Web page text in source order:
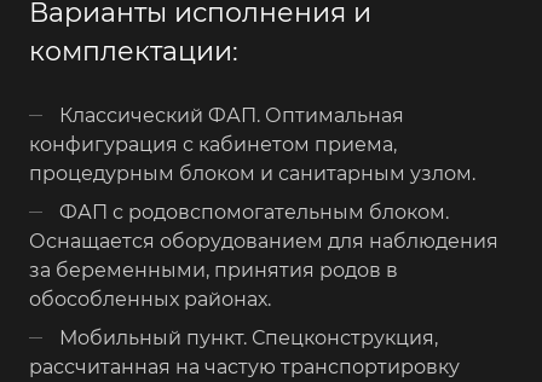
Варианты исполнения и
комплектации:
Классический ФАП. Оптимальная
конфигурация с кабинетом приема,
процедурным блоком и санитарным узлом.
ФАП с родовспомогательным блоком.
Оснащается оборудованием для наблюдения
за беременными, принятия родов в
обособленных районах.
Мобильный пункт. Спецконструкция,
рассчитанная на частую транспортировку